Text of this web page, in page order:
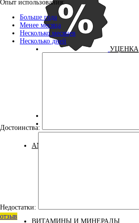
УЦЕНКА
АМИНОКИСЛОТЫ
Бета-аланин
ВИТАМИНЫ И МИНЕРАЛЫ
Опыт использования:
Больше года
Менее месяца
Несколько месяцев
Несколько дней
Достоинства:
Недостатки:
отзыв